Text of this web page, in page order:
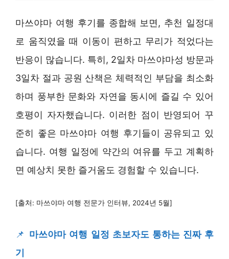
마쓰야마 여행 후기를 종합해 보면, 추천 일정대
로 움직였을 때 이동이 편하고 무리가 적었다는
반응이 많습니다. 특히, 2일차 마쓰야마성 방문과
3일차 절과 공원 산책은 체력적인 부담을 최소화
하며 풍부한 문화와 자연을 동시에 즐길 수 있어
호평이 자자했습니다. 이러한 점이 반영되어 꾸
준히 좋은 마쓰야마 여행 후기들이 공유되고 있
습니다. 여행 일정에 약간의 여유를 두고 계획하
면 예상치 못한 즐거움도 경험할 수 있습니다.
[출처: 마쓰야마 여행 전문가 인터뷰, 2024년 5월]
📌 마쓰야마 여행 일정 초보자도 통하는 진짜 후
기